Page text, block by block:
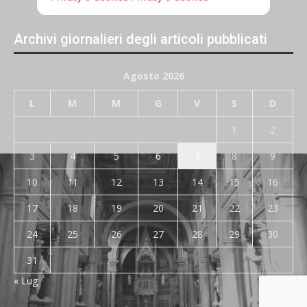
Archivi giornalieri degli articoli pubblicati
Agosto 2026
L M M G V S D
1
2
3
4 5 6 8
9
10
11 12 13 14 15
16
17
18 19 20 21 22
23
24
25 26 27 28 29
30
31
« Lug